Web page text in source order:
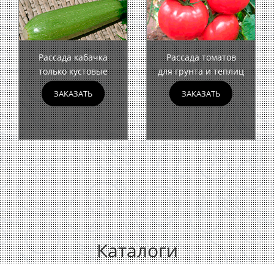
Рассада кабачка
только кустовые
ЗАКАЗАТЬ
Рассада томатов
для грунта и теплиц
ЗАКАЗАТЬ
Каталоги